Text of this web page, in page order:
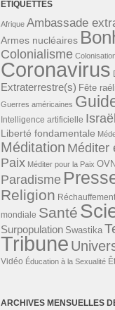
ÉTIQUETTES
Afrique Ambassade
Armes nucléaires
Colonialisme
Coronavirus
Extraterrestre(s) Fête
Guerres américaines
Intelligence artificielle Israël
Liberté fondamentale
Méditation Méditer
Paix Méditer pour la Paix OVNI
Paradisme
Religion
mondiale Santé
Surpopulation Swastika
Tribune
Vidéo Éducation à la Sexualité
ARCHIVES MENSUELLES